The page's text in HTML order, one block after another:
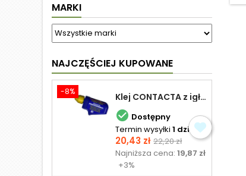
MARKI
NAJCZĘŚCIEJ KUPOWANE
-8% Klej CONTACTA z igłą do plastiku 25,0 g
 Dostępny
Termin wysyłki 1 dzień
Cena
20,43 zł Cena
podstawowa
22,20 zł
Najniższa cena:19,87 zł
+3%